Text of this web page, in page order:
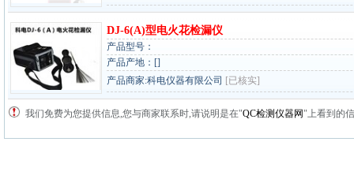
DJ-6(A)型电火花检漏仪
产品型号：
产品产地：[]
产品商家:科电仪器有限公司 [已核实]
我们免费为您提供信息,您与商家联系时,请说明是在"QC检测仪器网"上看到的